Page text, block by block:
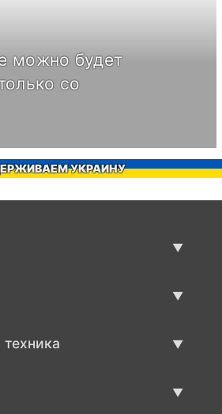
можно будет
со
УКРАИНУ